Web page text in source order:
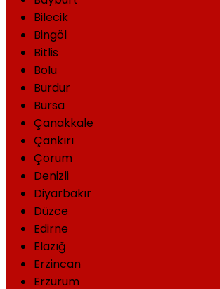
Bilecik
Bingöl
Bitlis
Bolu
Burdur
Bursa
Çanakkale
Çankırı
Çorum
Denizli
Diyarbakır
Düzce
Edirne
Elazığ
Erzincan
Erzurum